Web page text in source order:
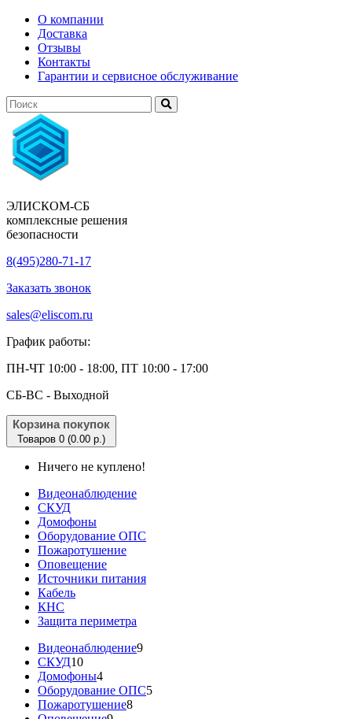
О компании
Доставка
Отзывы
Контакты
Гарантии и сервисное обслуживание
ЭЛИСКОМ-СБ
комплексные решения
безопасности
8(495)280-71-17
Заказать звонок
sales@eliscom.ru
График работы:
ПН-ЧТ 10:00 - 18:00, ПТ 10:00 - 17:00
CБ-ВС - Выходной
Корзина покупок
Товаров 0 (0.00 р.)
Ничего не куплено!
Видеонаблюдение
СКУД
Домофоны
Оборудование ОПС
Пожаротушение
Оповещение
Источники питания
Кабель
КНС
Защита периметра
Видеонаблюдение9
СКУД10
Домофоны4
Оборудование ОПС5
Пожаротушение8